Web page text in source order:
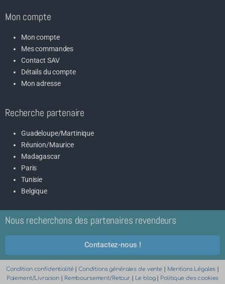
Mon compte
Mon compte
Mes commandes
Contact SAV
Détails du compte
Mon adresse
Recherche partenaire
Guadeloupe/Martinique
Réunion/Maurice
Madagascar
Paris
Tunisie
Belgique
Nous recherchons des partenaires revendeurs
Contactez-nous !
Condition confidentialité|Conditions générales de vente| Mentions Légales
Paiement/Livraison
Remboursement/Retour Le blog| Politique des cookies